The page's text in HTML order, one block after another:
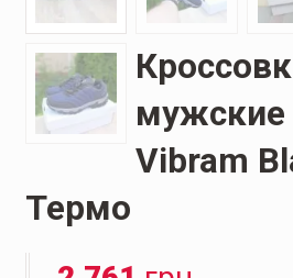
мужские
Vibram
Термо